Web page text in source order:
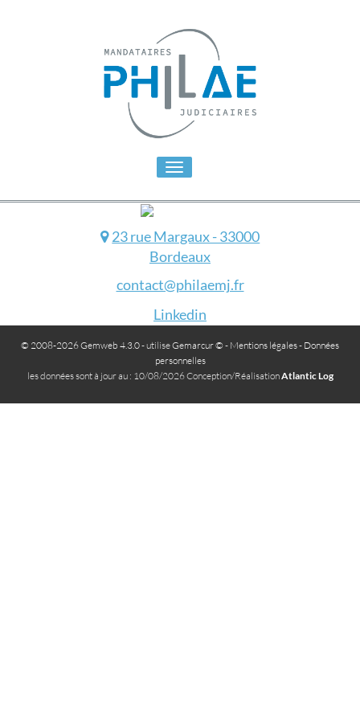
Toggle
23 rue Margaux - 33000
Bordeaux
contact@philaemj.fr
Linkedin
© 2008-2026 Gemweb 4.3.0- utiliseGemarcur © - Mentions légales- Données
personnelles
les données sont à jour au : 10/08/2026 Conception/RéalisationAtlantic Log